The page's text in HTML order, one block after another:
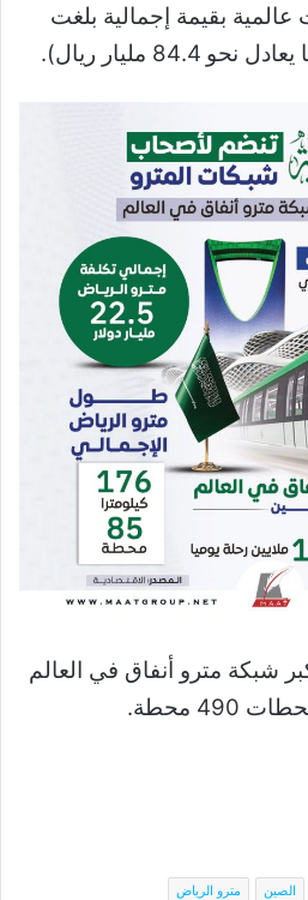
عالمية بقيمة إجمالية بلغت
شبكة مترو أنفاق في العالم
الصين مترو الرياض